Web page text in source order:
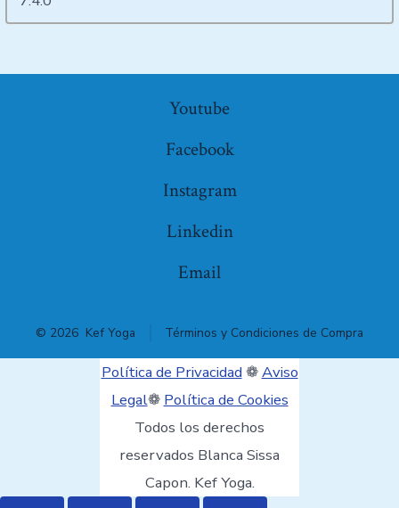
Youtube
Facebook
Instagram
Linkedin
Email
© 2026 Kef Yoga Términos y Condiciones de Compra
Política de Privacidad ❁Aviso
Legal❁ Política de Cookies
Todos los derechos
reservados Blanca Sissa
Capon. Kef Yoga.